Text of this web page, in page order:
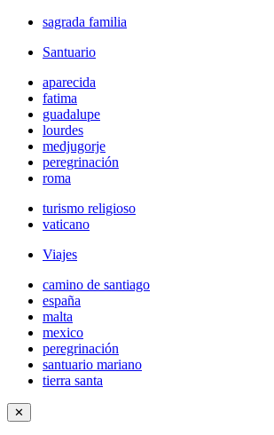
sagrada familia
Santuario
aparecida
fatima
guadalupe
lourdes
medjugorje
peregrinación
roma
turismo religioso
vaticano
Viajes
camino de santiago
españa
malta
mexico
peregrinación
santuario mariano
tierra santa
✕